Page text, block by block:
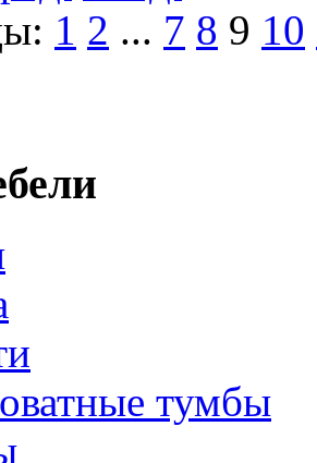
1 2 ... 7 8 9 10
тумбы